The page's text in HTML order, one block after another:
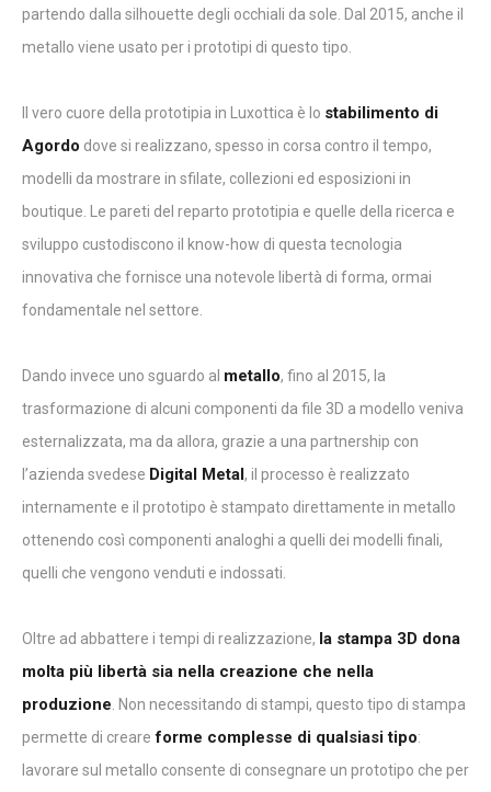
partendo dalla silhouette degli occhiali da sole. Dal 2015, anche il
metallo viene usato per i prototipi di questo tipo.
Il vero cuore della prototipia in Luxottica è lo stabilimento di
Agordo dove si realizzano, spesso in corsa contro il tempo,
modelli da mostrare in sfilate, collezioni ed esposizioni in
boutique. Le pareti del reparto prototipia e quelle della ricerca e
sviluppo custodiscono il know-how di questa tecnologia
innovativa che fornisce una notevole libertà di forma, ormai
fondamentale nel settore.
Dando invece uno sguardo al metallo, fino al 2015, la
trasformazione di alcuni componenti da file 3D a modello veniva
esternalizzata, ma da allora, grazie a una partnership con
l’azienda svedese Digital Metal , il processo è realizzato
internamente e il prototipo è stampato direttamente in metallo
ottenendo così componenti analoghi a quelli dei modelli finali,
quelli che vengono venduti e indossati.
Oltre ad abbattere i tempi di realizzazione, la stampa 3D dona
molta più libertà sia nella creazione che nella
produzione. Non necessitando di stampi, questo tipo di stampa
permette di creare forme complesse di qualsiasi tipo:
lavorare sul metallo consente di consegnare un prototipo che per